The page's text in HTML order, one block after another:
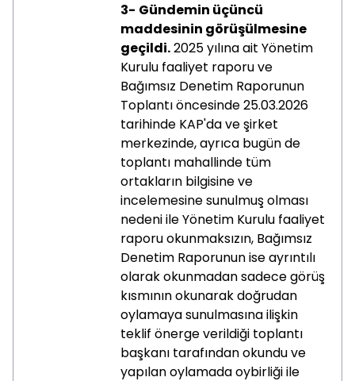
3- Gündemin üçüncü
maddesinin görüşülmesine
geçildi.2025 yılına ait Yönetim
Kurulu faaliyet raporu ve
Bağımsız Denetim Raporunun
Toplantı öncesinde 25.03.2026
tarihinde KAP'da ve şirket
merkezinde, ayrıca bugün de
toplantı mahallinde tüm
ortakların bilgisine ve
incelemesine sunulmuş olması
nedeni ile Yönetim Kurulu faaliyet
raporu okunmaksızın, Bağımsız
Denetim Raporunun ise ayrıntılı
olarak okunmadan sadece görüş
kısmının okunarak doğrudan
oylamaya sunulmasına ilişkin
teklif önerge verildiği toplantı
başkanı tarafından okundu ve
yapılan oylamada oybirliği ile